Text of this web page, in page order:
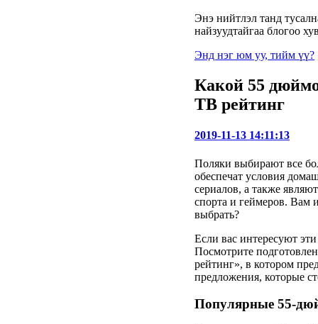
Энэ нийтлэл танд
найзуудтайгаа блогоо
Энд нэг юм уу, тийм үү?
Какой 55
ТВ рейтинг
2019-11-13 14:11:13
Поляки выбирают все
обеспечат условия
сериалов, а также
спорта и геймеров. Вам
выбрать?
Если вас интересуют
Посмотрите
рейтинг», в котором
предложения, которые
Популярные 55-